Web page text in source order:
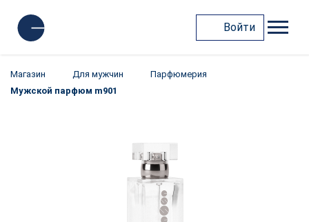
Войти
Магазин Для мужчин
Парфюмерия
Мужской парфюм m901